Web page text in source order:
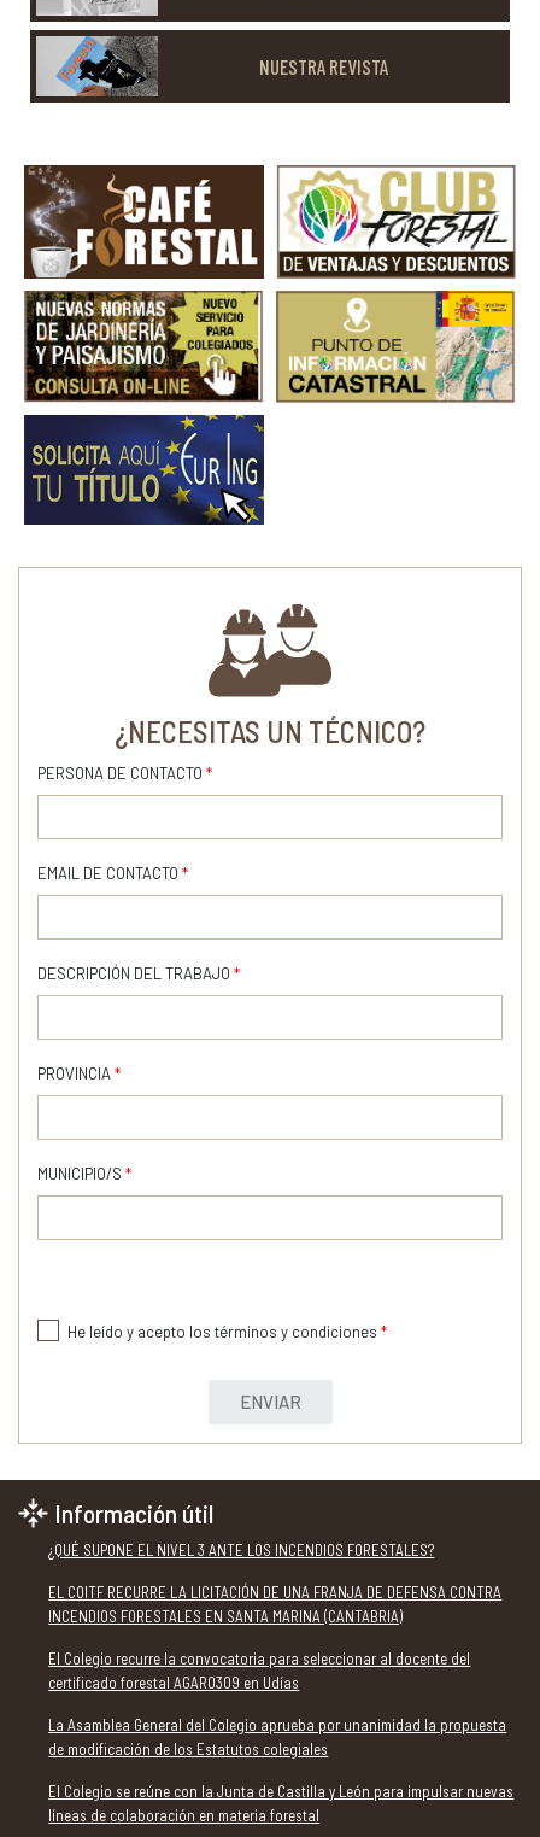
NUESTRA REVISTA
¿NECESITAS UN TÉCNICO?
PERSONA DE CONTACTO *
EMAIL DE CONTACTO *
DESCRIPCIÓN DEL TRABAJO *
PROVINCIA *
MUNICIPIO/S *
He leído y acepto los términos y condiciones *
ENVIAR
Información útil
¿QUÉ SUPONE EL NIVEL 3 ANTE LOS INCENDIOS FORESTALES?
EL COITF RECURRE LA LICITACIÓN DE UNA FRANJA DE DEFENSA CONTRA
INCENDIOS FORESTALES EN SANTA MARINA (CANTABRIA)
El Colegio recurre la convocatoria para seleccionar al docente del
certificado forestal AGAR0309 en Udías
La Asamblea General del Colegio aprueba por unanimidad la propuesta
de modificación de los Estatutos colegiales
El Colegio se reúne con la Junta de Castilla y León para impulsar nuevas
líneas de colaboración en materia forestal